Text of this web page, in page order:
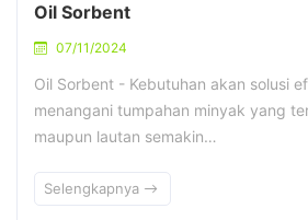
Oil Sorbent
07/11/2024
Oil Sorbent - Kebutuhan akan solusi
menangani tumpahan minyak yang
maupun lautan semakin…
Selengkapnya